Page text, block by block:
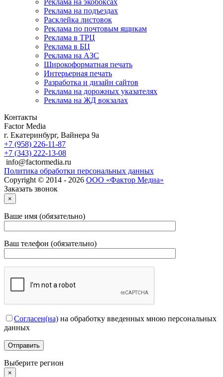
Реклама на подъездах
Расклейка листовок
Реклама по почтовым ящикам
Реклама в ТРЦ
Реклама в БЦ
Реклама на АЗС
Широкоформатная печать
Интерьерная печать
Разработка и дизайн сайтов
Реклама на дорожных указателях
Реклама на ЖД вокзалах
Контакты
Factor Media
г. Екатеринбург, Вайнера 9а
+7 (958) 226-11-87
+7 (343) 222-13-08
info@factormedia.ru
Политика обработки персональных данных
Copyright © 2014 - 2026 ООО «Фактор Медиа»
Заказать звонок
×
Ваше имя (обязательно)
Ваш телефон (обязательно)
Согласен(на) на обработку введенных мною персональных
данных
Выберите регион
×